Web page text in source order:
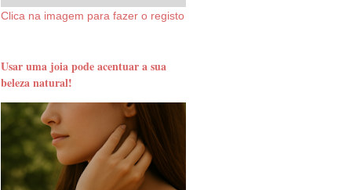
Clica na imagem para fazer o registo
Usar uma joia pode acentuar a sua
beleza natural!